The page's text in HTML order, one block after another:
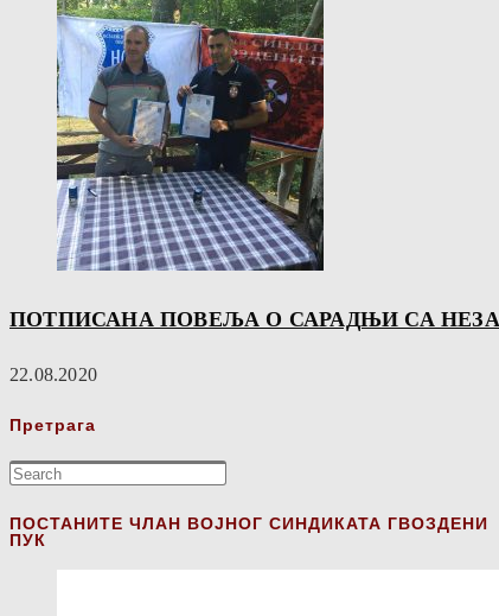
ПОТПИСАНА ПОВЕЉА О САРАДЊИ СА
22.08.2020
Претрага
ПОСТАНИТЕ ЧЛАН ВОЈНОГ СИНДИКАТА ГВОЗДЕНИ
ПУК